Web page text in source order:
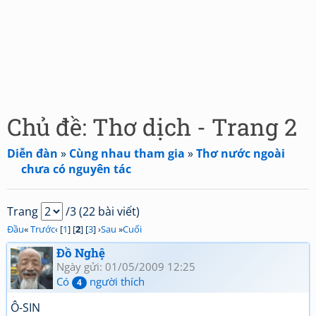
Chủ đề: Thơ dịch - Trang 2
Diễn đàn » Cùng nhau tham gia »Thơ nước ngoài
chưa có nguyên tác
Trang /3 (22 bài viết)
Đầu«Trước‹ [1] [2] [3] ›Sau »Cuối
Đồ Nghệ
Ngày gửi: 01/05/2009 12:25
Có
4 người thích
Ô-SIN